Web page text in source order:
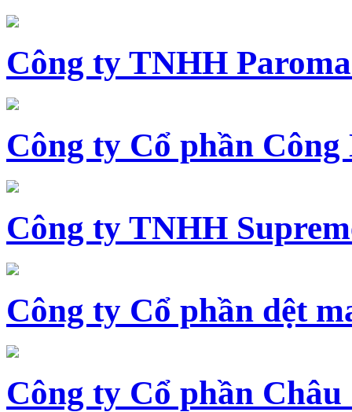
Công ty TNHH
Công ty Cổ phần Công
Công ty TNHH
Công ty Cổ phần dệt
Công ty Cổ phần Châu